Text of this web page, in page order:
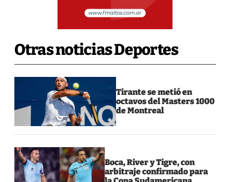
Otras noticias Deportes
Tirante se metió en
octavos del Masters 1000
de Montreal
Boca, River y Tigre, con
arbitraje confirmado para